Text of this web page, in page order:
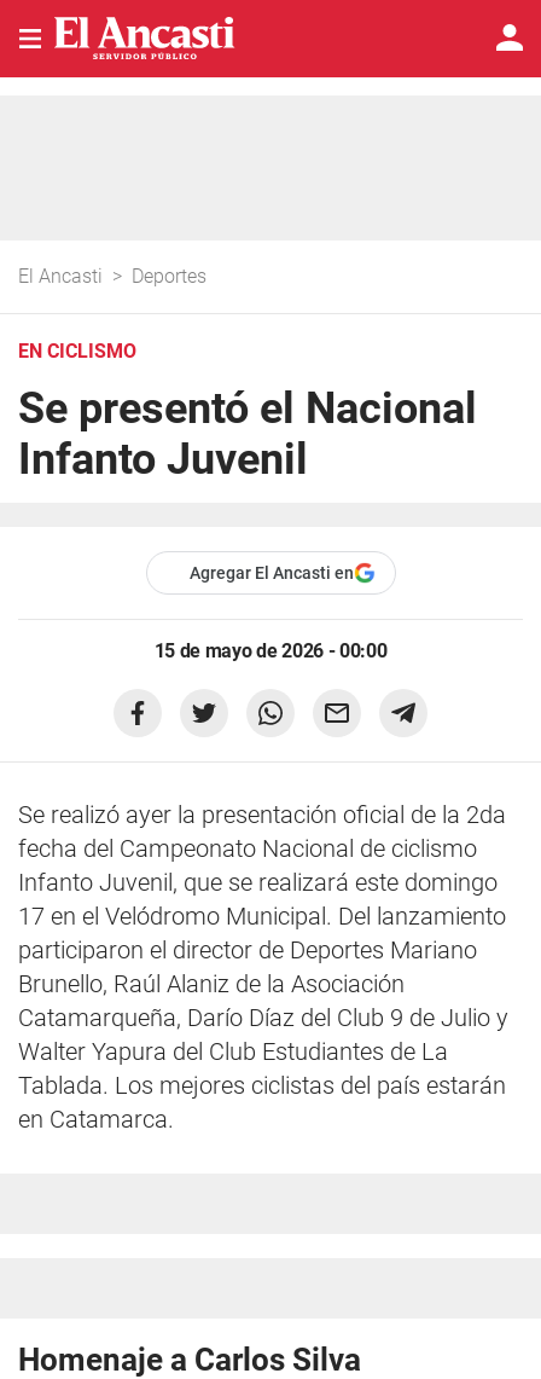
El Ancasti > Deportes
EN CICLISMO
Se presentó el Nacional
Infanto Juvenil
Agregar El Ancasti en
15 de mayo de 2026 - 00:00
Se realizó ayer la presentación oficial de la 2da
fecha del Campeonato Nacional de ciclismo
Infanto Juvenil, que se realizará este domingo
17 en el Velódromo Municipal. Del lanzamiento
participaron el director de Deportes Mariano
Brunello, Raúl Alaniz de la Asociación
Catamarqueña, Darío Díaz del Club 9 de Julio y
Walter Yapura del Club Estudiantes de La
Tablada. Los mejores ciclistas del país estarán
en Catamarca.
Homenaje a Carlos Silva